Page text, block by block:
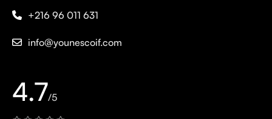
+216 96 011 631
info@younescoif.com
4.7/5